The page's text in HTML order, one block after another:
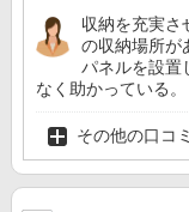
収納を充実さ
の収納場所が
パネルを設置
なく助かっている。
その他の口コ